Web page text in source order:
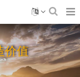
价值